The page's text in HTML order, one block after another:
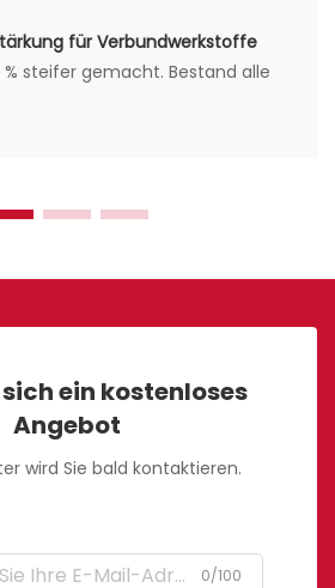
für Verbundwerkstoffe
steifer gemacht. Bestand alle
sich ein kostenloses
Angebot
wird Sie bald kontaktieren.
0/100